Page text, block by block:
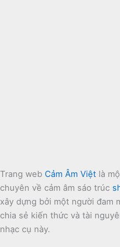
Trang web Cảm Âm Việt là
chuyên về cảm âm sáo trúc
xây dựng bởi một người đam
chia sẻ kiến thức và tài
nhạc cụ này.